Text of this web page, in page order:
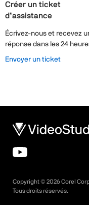
Créer un ticket
d’assistance
Écrivez-nous et recevez
réponse dans les 24
Envoyer un ticket
Copyright © 2026Corel
Tous droits réservés.